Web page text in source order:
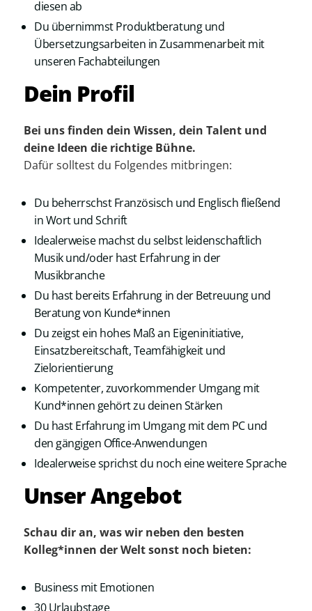
diesen ab
Du übernimmst Produktberatung und
Übersetzungsarbeiten in Zusammenarbeit mit
unseren Fachabteilungen
Dein Profil
Bei uns finden dein Wissen, dein Talent und
deine Ideen die richtige Bühne.
Dafür solltest du Folgendes mitbringen:
Du beherrschst Französisch und Englisch fließend
in Wort und Schrift
Idealerweise machst du selbst leidenschaftlich
Musik und/oder hast Erfahrung in der
Musikbranche
Du hast bereits Erfahrung in der Betreuung und
Beratung von Kunde*innen
Du zeigst ein hohes Maß an Eigeninitiative,
Einsatzbereitschaft, Teamfähigkeit und
Zielorientierung
Kompetenter, zuvorkommender Umgang mit
Kund*innen gehört zu deinen Stärken
Du hast Erfahrung im Umgang mit dem PC und
den gängigen Office-Anwendungen
Idealerweise sprichst du noch eine weitere Sprache
Unser Angebot
Schau dir an, was wir neben den besten
Kolleg*innen der Welt sonst noch bieten:
Business mit Emotionen
30 Urlaubstage